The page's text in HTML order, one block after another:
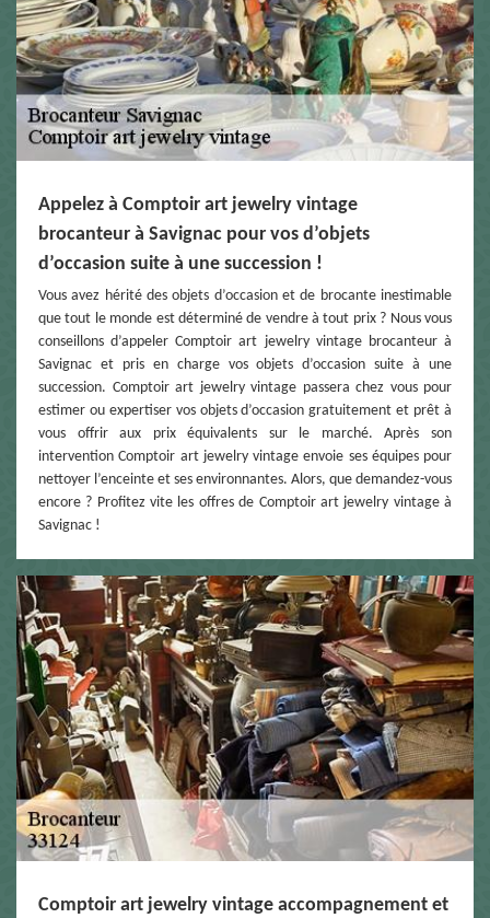
Appelez à Comptoir art jewelry vintage
brocanteur à Savignac pour vos d’objets
d’occasion suite à une succession !
Vous avez hérité des objets d’occasion et de brocante inestimable
que tout le monde est déterminé de vendre à tout prix ? Nous vous
conseillons d’appeler Comptoir art jewelry vintage brocanteur à
Savignac et pris en charge vos objets d’occasion suite à une
succession. Comptoir art jewelry vintage passera chez vous pour
estimer ou expertiser vos objets d’occasion gratuitement et prêt à
vous offrir aux prix équivalents sur le marché. Après son
intervention Comptoir art jewelry vintage envoie ses équipes pour
nettoyer l’enceinte et ses environnantes. Alors, que demandez-vous
encore ? Profitez vite les offres de Comptoir art jewelry vintage à
Savignac !
Comptoir art jewelry vintage accompagnement et